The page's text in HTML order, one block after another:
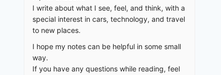
I write about what I see, feel, and think, with a
special interest in cars, technology, and travel
to new places.
I hope my notes can be helpful in some small
way.
If you have any questions while reading, feel